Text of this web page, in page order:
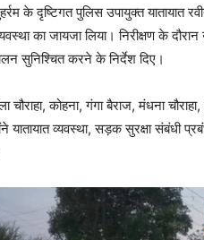
के दृष्टिगत पुलिस उपायुक्त यातायात
का जायजा लिया। निरीक्षण के
सुनिश्चित करने के निर्देश दिए।
चौराहा, कोहना, गंगा बैराज, मंधना
यातायात व्यवस्था, सड़क सुरक्षा संबंधी